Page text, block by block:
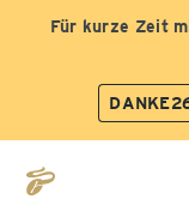
Für kurze Zeit